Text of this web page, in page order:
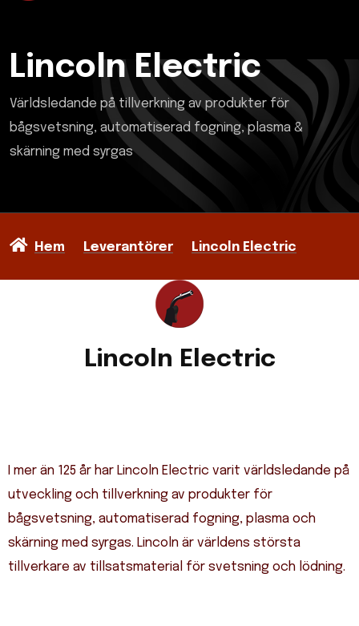
Lincoln Electric
Världsledande på tillverkning av produkter för
bågsvetsning, automatiserad fogning, plasma &
skärning med syrgas
Hem Leverantörer Lincoln Electric
Lincoln Electric
I mer än 125 år har Lincoln Electric varit världsledande på
utveckling och tillverkning av produkter för
bågsvetsning, automatiserad fogning, plasma och
skärning med syrgas. Lincoln är världens största
tillverkare av tillsatsmaterial för svetsning och lödning.